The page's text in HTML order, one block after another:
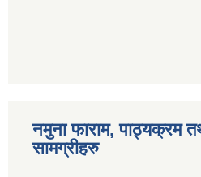
नमुना फाराम, पाठ्यक्रम
सामग्रीहरु